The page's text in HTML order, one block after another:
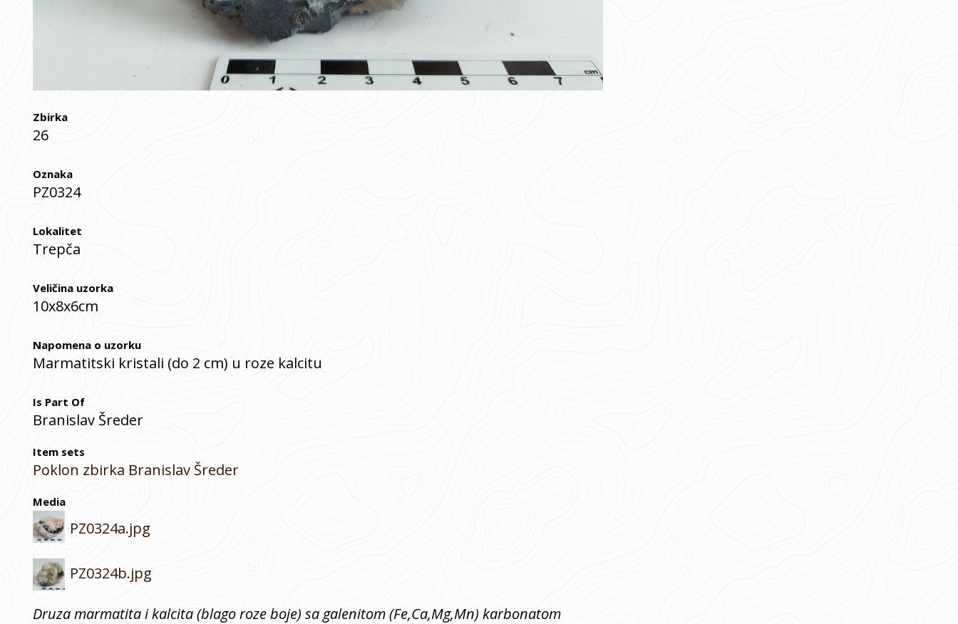
Zbirka
26
Oznaka
PZ0324
Lokalitet
Trepča
Veličina uzorka
10x8x6cm
Napomena o uzorku
Marmatitski kristali (do 2 cm) u roze kalcitu
Is Part Of
Branislav Šreder
Item sets
Poklon zbirka Branislav Šreder
Media
PZ0324a.jpg
PZ0324b.jpg
Druza marmatita i kalcita (blago roze boje) sa galenitom (Fe,Ca,Mg,Mn) karbonatom